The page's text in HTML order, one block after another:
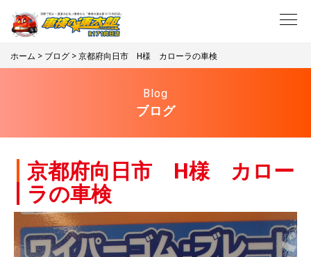
ホーム > ブログ > 京都府向日市 H様 カローラの車検
Blog
ブログ
京都府向日市 H様 カロー
ラの車検